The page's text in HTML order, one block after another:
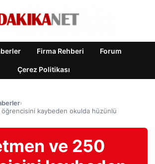
Firma Rehberi Forum
Çerez Politikası
›
kaybeden okulda hüzünlü
ve 250